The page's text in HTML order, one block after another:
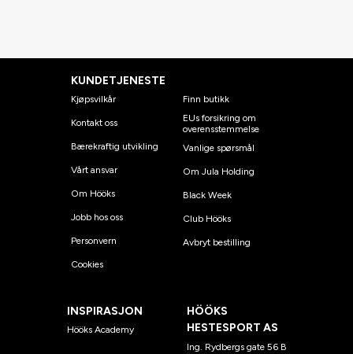
KUNDETJENESTE
Kjøpsvilkår
Kontakt oss
Bærekraftig utvikling
Vårt ansvar
Om Hööks
Jobb hos oss
Personvern
Cookies
Finn butikk
EUs forsikring om
overensstemmelse
Vanlige spørsmål
Om Jula Holding
Black Week
Club Hööks
Avbryt bestilling
INSPIRASJON
Hööks Academy
HÖÖKS
HESTESPORT AS
Ing. Rydbergs gate 56 B